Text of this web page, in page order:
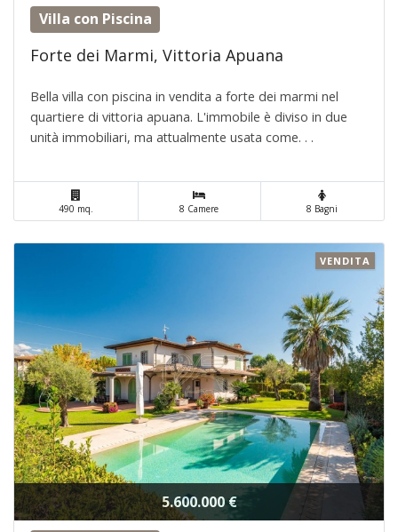
Villa con Piscina
Forte dei Marmi, Vittoria Apuana
Bella villa con piscina in vendita a forte dei marmi nel
quartiere di vittoria apuana. L'immobile è diviso in due
unità immobiliari, ma attualmente usata come. . .
490 mq. 8 Camere 8 Bagni
5.600.000 €
VENDITA